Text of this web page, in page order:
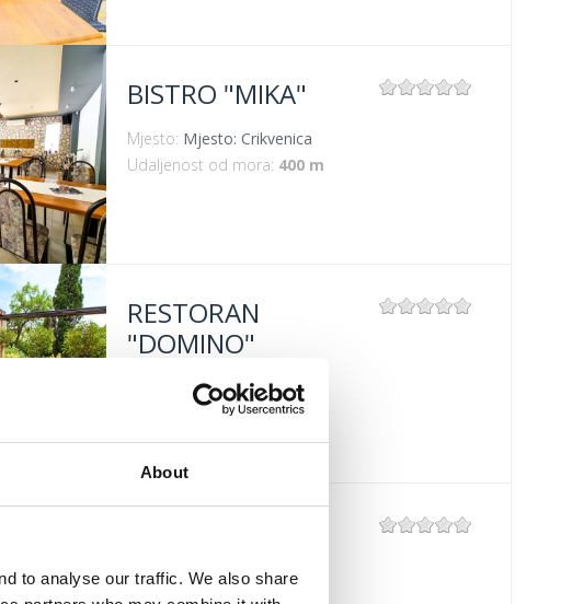
About
to analyse our traffic. We also share
BISTRO "MIKA"
Mjesto: Mjesto: Crikvenica
Udaljenost od mora: 400 m
RESTORAN
"DOMINO"
Mjesto: Dramalj
Udaljenost od mora:100 m